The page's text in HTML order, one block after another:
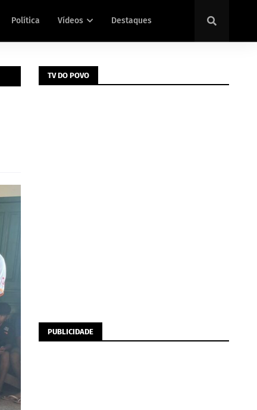
Política Vídeos Destaques
TV DO POVO
PUBLICIDADE